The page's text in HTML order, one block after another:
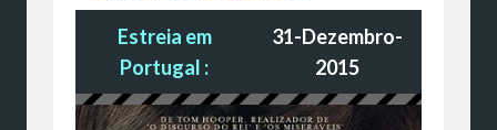
Estreia em
Portugal :
31-Dezembro-
2015